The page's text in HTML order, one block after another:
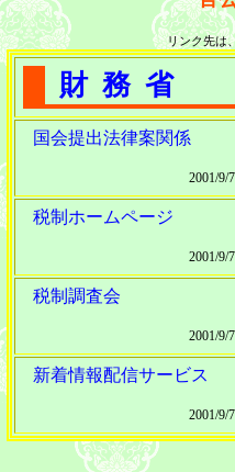
リンク先は
財務省
国会提出法律案関係
2001/9/
税制ホームページ
2001/9/
税制調査会
2001/9/
新着情報配信サービス
2001/9/